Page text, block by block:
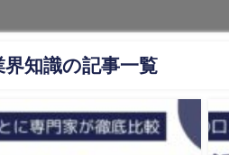
界知識の記事一覧